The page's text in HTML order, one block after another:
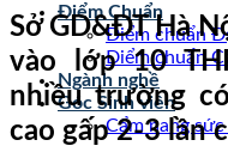
Điểm Chuẩn
Điểm chuẩn
Điểm chuẩn
Ngành nghề
Góc Sinh viên
Cẩm nang
Sở GD&ĐT Hà
vào lớp 10
nhiều trường
cao gấp 2-3 lần